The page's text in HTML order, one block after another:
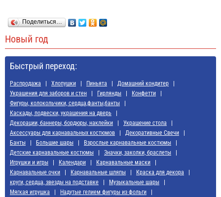
Поделиться…
Новый год
Быстрый переход:
Распродажа Хлопушки Пиньята
Домашний кондитер
Украшения для заборов и стен
Гирлянды
Конфетти
Фигуры, колокольчики, сердца,фанты,банты
Каскады, подвески, украшения на дверь
Декорации, баннеры, бордюры, наклейки
Украшение стола
Аксессуары для карнавальных костюмов
Декоративные Свечи
Банты
Большие шары
Взрослые карнавальные костюмы
Детские карнавальные костюмы
Значки, заколки, браслеты
Игрушки и игры
Календари
Карнавальные маски
Карнавальные очки
Карнавальные шляпы
Краска для декора
круги, сердца, звезды на подставке
Музыкальные шары
Мягкая игрушка
Надутые гелием фигуры из фольги